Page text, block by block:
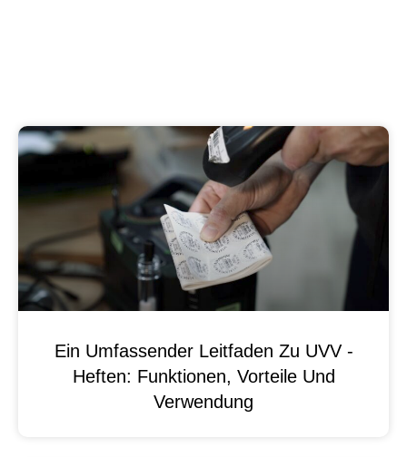
Ein Umfassender Leitfaden Zu UVV -
Heften: Funktionen, Vorteile Und
Verwendung